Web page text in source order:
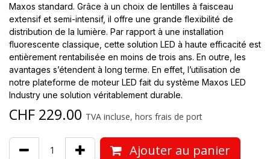
Maxos standard. Grâce à un choix de lentilles à faisceau
extensif et semi-intensif, il offre une grande flexibilité de
distribution de la lumière. Par rapport à une installation
fluorescente classique, cette solution LED à haute efficacité est
entièrement rentabilisée en moins de trois ans. En outre, les
avantages s’étendent à long terme. En effet, l’utilisation de
notre plateforme de moteur LED fait du système Maxos LED
Industry une solution véritablement durable.
CHF 229.00 TVA incluse, hors frais de port
Ajouter au panier